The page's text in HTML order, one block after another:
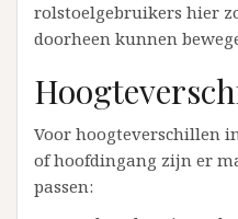
rolstoelgebruikers hier
doorheen kunnen
Voor hoogteverschillen
of hoofdingang zijn er
passen: